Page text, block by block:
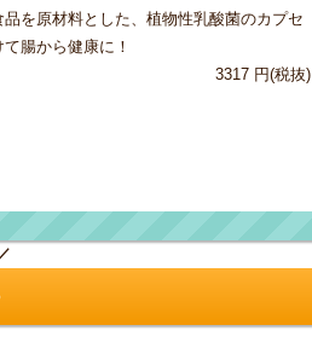
品を原材料とした、植物性乳酸菌のカプセ
腸から健康に！
3317 円(税抜)